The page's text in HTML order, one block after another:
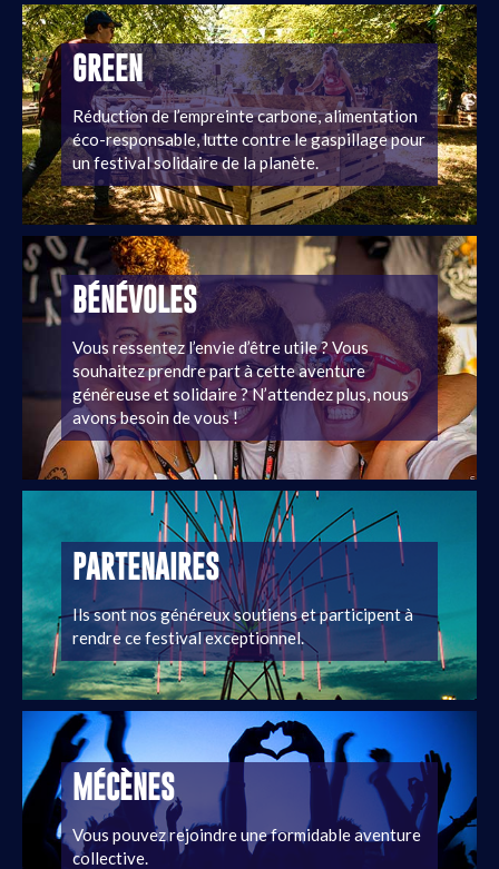
GREEN
Réduction de l’empreinte carbone, alimentation
éco-responsable, lutte contre le gaspillage pour
un festival solidaire de la planète.
BÉNÉVOLES
Vous ressentez l’envie d’être utile ? Vous
souhaitez prendre part à cette aventure
généreuse et solidaire ? N’attendez plus, nous
avons besoin de vous !
PARTENAIRES
Ils sont nos généreux soutiens et participent à
rendre ce festival exceptionnel.
MÉCÈNES
Vous pouvez rejoindre une formidable aventure
collective.